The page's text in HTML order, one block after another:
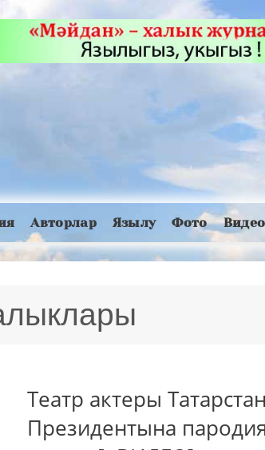
Авторлар Язылу Фото Видео
Театр актеры Татарстан
Президентына